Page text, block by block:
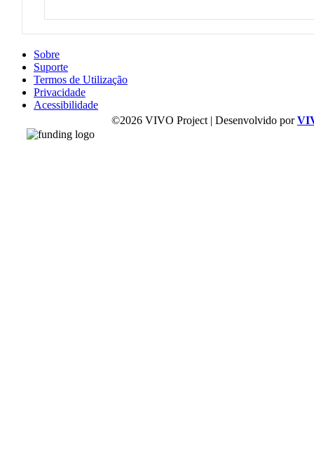
Sobre
Suporte
Termos de Utilização
Privacidade
Acessibilidade
©2026 VIVO Project | Desenvolvido por